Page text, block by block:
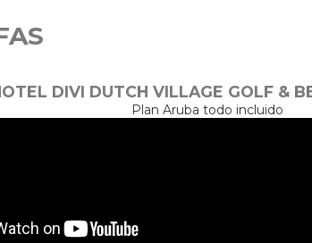
DIVI DUTCH VILLAGE GOLF &
Plan Aruba todo incluido